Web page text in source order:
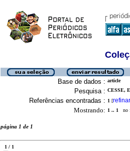
Base de dados : article
Pesquisa : CESSE,
Referências encontradas : 1 [refinar
Mostrando: 1 .. 1 no
página 1 de 1
1 / 1